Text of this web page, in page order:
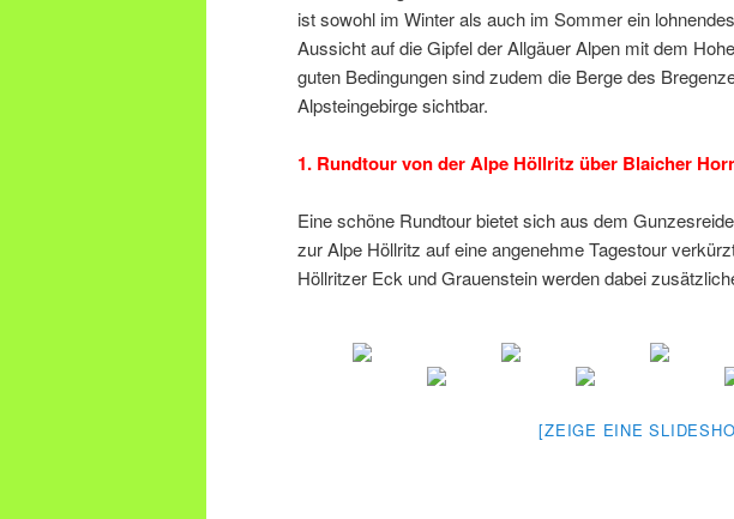
ist sowohl im Winter als auch im Sommer ein
Aussicht auf die Gipfel der Allgäuer Alpen mit dem
guten Bedingungen sind zudem die Berge des
Alpsteingebirge sichtbar.
1. Rundtour von der Alpe Höllritz über Blaicher
Eine schöne Rundtour bietet sich aus dem
zur Alpe Höllritz auf eine angenehme Tagestour
Höllritzer Eck und Grauenstein werden dabei
[ZEIGE EINE